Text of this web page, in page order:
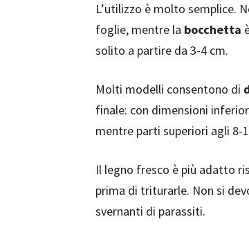
L’utilizzo è molto semplice.
foglie, mentre la bocchetta
solito a partire da 3-4 cm.
Molti modelli consentono di
finale: con dimensioni
mentre parti superiori agli 8-
Il legno fresco è più adatto
prima di triturarle. Non si
svernanti di parassiti.